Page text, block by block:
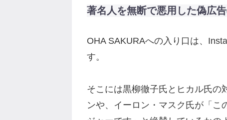
著名人を無断で悪用した偽広
OHA SAKURAへの入り口は、
す。
そこには黒柳徹子氏とヒカル氏の
ンや、イーロン・マスク氏が「こ